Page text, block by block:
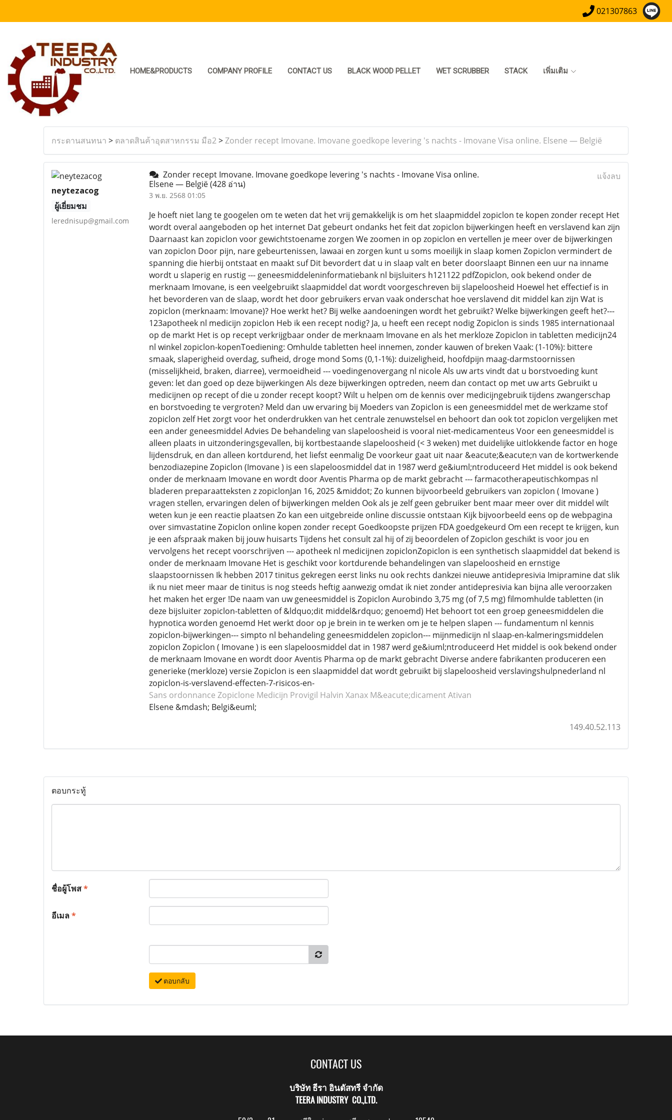
021307863
HOME&PRODUCTS COMPANY PROFILE CONTACT US BLACK WOOD PELLET WET SCRUBBER STACK เพิ่มเติม
กระดานสนทนา > ตลาดสินค้าอุตสาหกรรม มือ2>Zonder recept Imovane. Imovane goedkope levering 's nachts - Imovane Visa online. Elsene — België
neytezacog
ผู้เยี่ยมชม
lerednisup@gmail.com
Zonder recept Imovane. Imovane goedkope levering 's nachts - Imovane Visa online.
Elsene — België(428 อ่าน)
3 พ.ย. 2568 01:05
แจ้งลบ
Je hoeft niet lang te googelen om te weten dat het vrij gemakkelijk is om het slaapmiddel zopiclon te kopen zonder recept Het
wordt overal aangeboden op het internet Dat gebeurt ondanks het feit dat zopiclon bijwerkingen heeft en verslavend kan zijn
Daarnaast kan zopiclon voor gewichtstoename zorgen We zoomen in op zopiclon en vertellen je meer over de bijwerkingen
van zopiclon Door pijn, nare gebeurtenissen, lawaai en zorgen kunt u soms moeilijk in slaap komen Zopiclon vermindert de
spanning die hierbij ontstaat en maakt suf Dit bevordert dat u in slaap valt en beter doorslaapt Binnen een uur na inname
wordt u slaperig en rustig --- geneesmiddeleninformatiebank nl bijsluiters h121122 pdfZopiclon, ook bekend onder de
merknaam Imovane, is een veelgebruikt slaapmiddel dat wordt voorgeschreven bij slapeloosheid Hoewel het effectief is in
het bevorderen van de slaap, wordt het door gebruikers ervan vaak onderschat hoe verslavend dit middel kan zijn Wat is
zopiclon (merknaam: Imovane)? Hoe werkt het? Bij welke aandoeningen wordt het gebruikt? Welke bijwerkingen geeft het?---
123apotheek nl medicijn zopiclon Heb ik een recept nodig? Ja, u heeft een recept nodig Zopiclon is sinds 1985 internationaal
op de markt Het is op recept verkrijgbaar onder de merknaam Imovane en als het merkloze Zopiclon in tabletten medicijn24
nl winkel zopiclon-kopenToediening: Omhulde tabletten heel innemen, zonder kauwen of breken Vaak: (1-10%): bittere
smaak, slaperigheid overdag, sufheid, droge mond Soms (0,1-1%): duizeligheid, hoofdpijn maag-darmstoornissen
(misselijkheid, braken, diarree), vermoeidheid --- voedingenovergang nl nicole Als uw arts vindt dat u borstvoeding kunt
geven: let dan goed op deze bijwerkingen Als deze bijwerkingen optreden, neem dan contact op met uw arts Gebruikt u
medicijnen op recept of die u zonder recept koopt? Wilt u helpen om de kennis over medicijngebruik tijdens zwangerschap
en borstvoeding te vergroten? Meld dan uw ervaring bij Moeders van Zopiclon is een geneesmiddel met de werkzame stof
zopiclon zelf Het zorgt voor het onderdrukken van het centrale zenuwstelsel en behoort dan ook tot zopiclon vergelijken met
een ander geneesmiddel Advies De behandeling van slapeloosheid is vooral niet-medicamenteus Voor een geneesmiddel is
alleen plaats in uitzonderingsgevallen, bij kortbestaande slapeloosheid (< 3 weken) met duidelijke uitlokkende factor en hoge
lijdensdruk, en dan alleen kortdurend, het liefst eenmalig De voorkeur gaat uit naar &eacute;&eacute;n van de kortwerkende
benzodiazepine Zopiclon (Imovane ) is een slapeloosmiddel dat in 1987 werd ge&iuml;ntroduceerd Het middel is ook bekend
onder de merknaam Imovane en wordt door Aventis Pharma op de markt gebracht --- farmacotherapeutischkompas nl
bladeren preparaatteksten z zopiclonJan 16, 2025 &middot; Zo kunnen bijvoorbeeld gebruikers van zopiclon ( Imovane )
vragen stellen, ervaringen delen of bijwerkingen melden Ook als je zelf geen gebruiker bent maar meer over dit middel wilt
weten kun je een reactie plaatsen Zo kan een uitgebreide online discussie ontstaan Kijk bijvoorbeeld eens op de webpagina
over simvastatine Zopiclon online kopen zonder recept Goedkoopste prijzen FDA goedgekeurd Om een recept te krijgen, kun
je een afspraak maken bij jouw huisarts Tijdens het consult zal hij of zij beoordelen of Zopiclon geschikt is voor jou en
vervolgens het recept voorschrijven --- apotheek nl medicijnen zopiclonZopiclon is een synthetisch slaapmiddel dat bekend is
onder de merknaam Imovane Het is geschikt voor kortdurende behandelingen van slapeloosheid en ernstige
slaapstoornissen Ik hebben 2017 tinitus gekregen eerst links nu ook rechts dankzei nieuwe antidepresivia Imipramine dat slik
ik nu niet meer maar de tinitus is nog steeds heftig aanwezig omdat ik niet zonder antidepresivia kan bijna alle veroorzaken
het maken het erger !De naam van uw geneesmiddel is Zopiclon Aurobindo 3,75 mg (of 7,5 mg) filmomhulde tabletten (in
deze bijsluiter zopiclon-tabletten of &ldquo;dit middel&rdquo; genoemd) Het behoort tot een groep geneesmiddelen die
hypnotica worden genoemd Het werkt door op je brein in te werken om je te helpen slapen --- fundamentum nl kennis
zopiclon-bijwerkingen--- simpto nl behandeling geneesmiddelen zopiclon--- mijnmedicijn nl slaap-en-kalmeringsmiddelen
zopiclon Zopiclon ( Imovane ) is een slapeloosmiddel dat in 1987 werd ge&iuml;ntroduceerd Het middel is ook bekend onder
de merknaam Imovane en wordt door Aventis Pharma op de markt gebracht Diverse andere fabrikanten produceren een
generieke (merkloze) versie Zopiclon is een slaapmiddel dat wordt gebruikt bij slapeloosheid verslavingshulpnederland nl
zopiclon-is-verslavend-effecten-7-risicos-en-
Sans ordonnance Zopiclone Medicijn Provigil Halvin Xanax M&eacute;dicament Ativan
Elsene &mdash; Belgi&euml;
149.40.52.113
ตอบกระทู้
ชื่อผู้โพส*
อีเมล*
ตอบกลับ
CONTACT US
บริษัท ธีรา อินดัสทรี จำกัด
TEERA INDUSTRY CO.,LTD.